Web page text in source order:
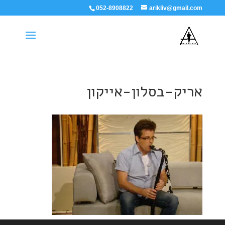
052-8908822 arikliv@gmail.com
אריק-בסלון-אייקון